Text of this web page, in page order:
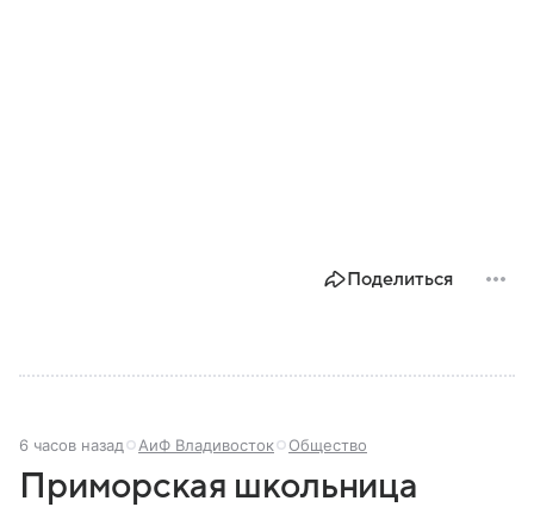
Поделиться
6 часов назад АиФ Владивосток Общество
Приморская школьница